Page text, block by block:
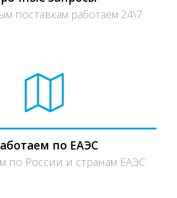
поставкам работаем 24\7
по ЕАЭС
по России и странам ЕАЭС